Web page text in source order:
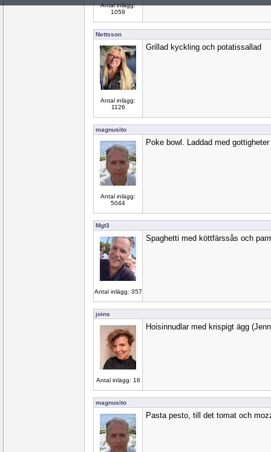
Antal inlägg:
1059
Nettsson
Antal inlägg:
1126
Grillad kyckling och potatissallad
magnusito
Antal inlägg:
5044
Poke bowl. Laddad med
Mgt3
Antal inlägg: 357
Spaghetti med köttfärssås och
joins
Antal inlägg: 16
Hoisinnudlar med krispigt ägg
magnusito
Pasta pesto, till det tomat och